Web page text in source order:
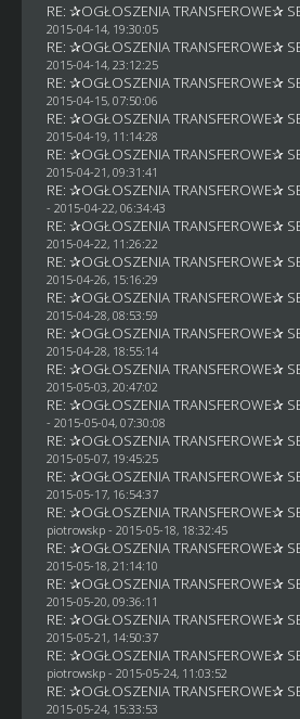
RE: ✰OGŁOSZENIA TRANSFEROWE✰
2015-04-14, 19:30:05
RE: ✰OGŁOSZENIA TRANSFEROWE✰
2015-04-14, 23:12:25
RE: ✰OGŁOSZENIA TRANSFEROWE✰
2015-04-15, 07:50:06
RE: ✰OGŁOSZENIA TRANSFEROWE✰
2015-04-19, 11:14:28
RE: ✰OGŁOSZENIA TRANSFEROWE✰
2015-04-21, 09:31:41
RE: ✰OGŁOSZENIA TRANSFEROWE✰
- 2015-04-22, 06:34:43
RE: ✰OGŁOSZENIA TRANSFEROWE✰
2015-04-22, 11:26:22
RE: ✰OGŁOSZENIA TRANSFEROWE✰
2015-04-26, 15:16:29
RE: ✰OGŁOSZENIA TRANSFEROWE✰
2015-04-28, 08:53:59
RE: ✰OGŁOSZENIA TRANSFEROWE✰
2015-04-28, 18:55:14
RE: ✰OGŁOSZENIA TRANSFEROWE✰
2015-05-03, 20:47:02
RE: ✰OGŁOSZENIA TRANSFEROWE✰
- 2015-05-04, 07:30:08
RE: ✰OGŁOSZENIA TRANSFEROWE✰
2015-05-07, 19:45:25
RE: ✰OGŁOSZENIA TRANSFEROWE✰
2015-05-17, 16:54:37
RE: ✰OGŁOSZENIA TRANSFEROWE✰
piotrowskp- 2015-05-18, 18:32:45
RE: ✰OGŁOSZENIA TRANSFEROWE✰
2015-05-18, 21:14:10
RE: ✰OGŁOSZENIA TRANSFEROWE✰
2015-05-20, 09:36:11
RE: ✰OGŁOSZENIA TRANSFEROWE✰
2015-05-21, 14:50:37
RE: ✰OGŁOSZENIA TRANSFEROWE✰
piotrowskp- 2015-05-24, 11:03:52
RE: ✰OGŁOSZENIA TRANSFEROWE✰
2015-05-24, 15:33:53